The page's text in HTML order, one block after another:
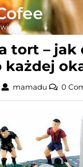
tort – jak
każdej
mamadu mamadu
0